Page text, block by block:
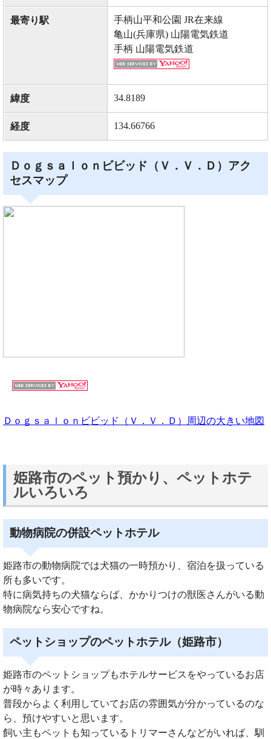
最寄り駅
手柄山平和公園 JR在来線
亀山(兵庫県) 山陽電気鉄道
手柄 山陽電気鉄道
緯度 34.8189
経度 134.66766
Ｄｏｇｓａｌｏｎビビッド（Ｖ．Ｖ．Ｄ）アク
セスマップ
Ｄｏｇｓａｌｏｎビビッド（Ｖ．Ｖ．Ｄ）周辺の大きい地図
姫路市のペット預かり、ペットホテ
ルいろいろ
動物病院の併設ペットホテル
姫路市の動物病院では犬猫の一時預かり、宿泊を扱っている
所も多いです。
特に病気持ちの犬猫ならば、かかりつけの獣医さんがいる動
物病院なら安心ですね。
ペットショップのペットホテル（姫路市）
姫路市のペットショップもホテルサービスをやっているお店
が時々あります。
普段からよく利用していてお店の雰囲気が分かっているのな
ら、預けやすいと思います。
飼い主もペットも知っているトリマーさんなどがいれば、馴